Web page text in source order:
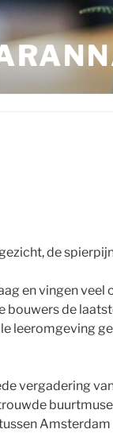
de
en vingen veel
bouwers de
leeromgeving
vergadering
Amsterdam